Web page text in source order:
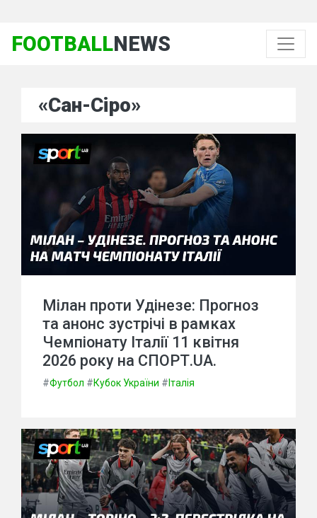
FOOTBALLNEWS
«Сан-Сіро»
Мілан проти Удінезе: Прогноз
та анонс зустрічі в рамках
Чемпіонату Італії 11 квітня
2026 року на СПОРТ.UA.
#Футбол #Кубок України # Італія